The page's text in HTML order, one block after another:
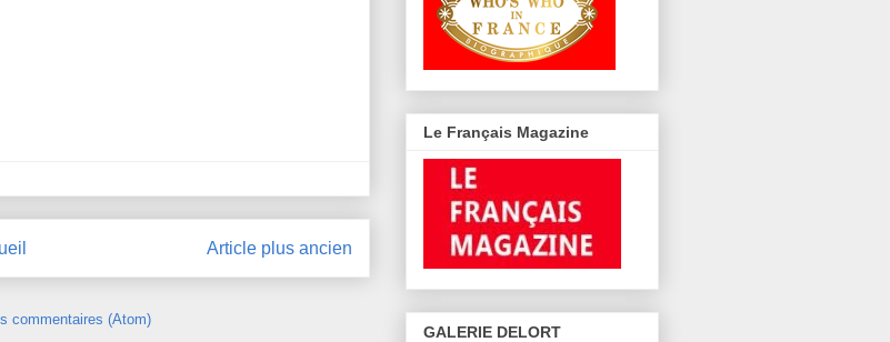
Article plus ancien
commentaires (Atom)
Le Français Magazine
GALERIE DELORT